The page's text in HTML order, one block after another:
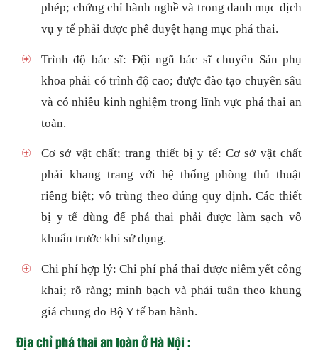
phép; chứng chỉ hành nghề và trong danh mục dịch
vụ y tế phải được phê duyệt hạng mục phá thai.
Trình độ bác sĩ: Đội ngũ bác sĩ chuyên Sản phụ
khoa phải có trình độ cao; được đào tạo chuyên sâu
và có nhiều kinh nghiệm trong lĩnh vực phá thai an
toàn.
Cơ sở vật chất; trang thiết bị y tế: Cơ sở vật chất
phải khang trang với hệ thống phòng thủ thuật
riêng biệt; vô trùng theo đúng quy định. Các thiết
bị y tế dùng để phá thai phải được làm sạch vô
khuẩn trước khi sử dụng.
Chi phí hợp lý: Chi phí phá thai được niêm yết công
khai; rõ ràng; minh bạch và phải tuân theo khung
giá chung do Bộ Y tế ban hành.
Địa chỉ phá thai an toàn ở Hà Nội :